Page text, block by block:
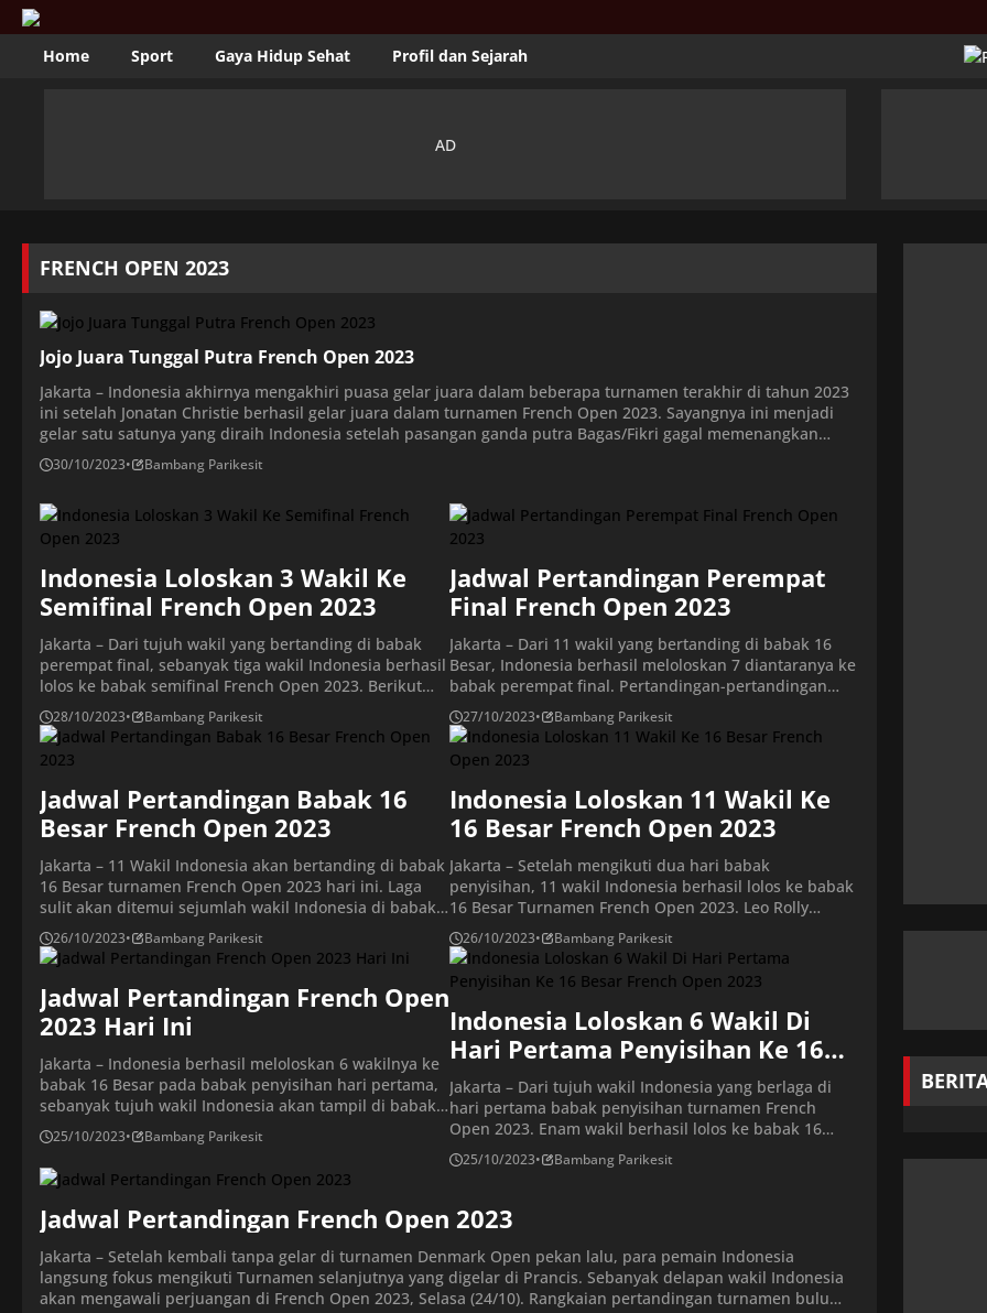
Home Sport Gaya Hidup Sehat Profil dan Sejarah
FRENCH OPEN 2023
Jojo Juara Tunggal Putra French Open 2023
Jakarta – Indonesia akhirnya mengakhiri puasa gelar juara dalam beberapa turnamen terakhir di tahun 2023
ini setelah Jonatan Christie berhasil gelar juara dalam turnamen French Open 2023. Sayangnya ini menjadi
gelar satu satunya yang diraih Indonesia setelah pasangan ganda putra Bagas/Fikri gagal memenangkan
partai final melawan pasangan ganda Denmark. Jonatan tak memulai gim pertama dengan […]
30/10/2023• Bambang Parikesit
Indonesia Loloskan 3 Wakil Ke
Semifinal French Open 2023
Jakarta – Dari tujuh wakil yang bertanding di babak
perempat final, sebanyak tiga wakil Indonesia berhasil
lolos ke babak semifinal French Open 2023. Berikut
tiga wakil Indonesia yang masih tampil di French
Open. Tiga wakil Indonesia yang selangkah lebih dekat
untuk mencapai babak final yakni tunggal putra
Jonatan Christie, ganda putri Apriyani Rahayu/Siti
Fadia Silva […]
28/10/2023• Bambang Parikesit
Jadwal Pertandingan Perempat
Final French Open 2023
Jakarta – Dari 11 wakil yang bertanding di babak 16
Besar, Indonesia berhasil meloloskan 7 diantaranya ke
babak perempat final. Pertandingan-pertandingan
perempat final French Open 2023 dimainkan di Glaz
Arena, Rennes, dan dimulai pukul 10.00 waktu
setempat atau pukul 15.00 WIB. Di sektor tunggal,
Indonesia mengirimnya dua wakil yaitu Anthony
Ginting dan Jonatan Christie. Ginting […]
27/10/2023• Bambang Parikesit
Jadwal Pertandingan Babak 16
Besar French Open 2023
Jakarta – 11 Wakil Indonesia akan bertanding di babak
16 Besar turnamen French Open 2023 hari ini. Laga
sulit akan ditemui sejumlah wakil Indonesia di babak
16 besar. Salah satu laga yang menarik untuk dinanti
pertemuan Mohammad Ahsan/Hendra Setiawan vs
Satwiksairaj Rankireddy/Chirag Shetty. The Daddies
dipastikan akan mendapatkan perlawanan alot. Selain
rekor pertemuan yang berimbang, […]
26/10/2023• Bambang Parikesit
Indonesia Loloskan 11 Wakil Ke
16 Besar French Open 2023
Jakarta – Setelah mengikuti dua hari babak
penyisihan, 11 wakil Indonesia berhasil lolos ke babak
16 Besar Turnamen French Open 2023. Leo Rolly
Carnando/Daniel Marthin jadi wakil pertama Indonesia
yang lolos di hari kedua babak pertama French Open.
Leo/Daniel lolos setelah menang walkover atas
pasangan Malaysia, Aaron Chia/Soh Wooi Yik.
Pertandingan Leo/Daniel vs Chia/Soh seharusnya […]
26/10/2023• Bambang Parikesit
Jadwal Pertandingan French Open
2023 Hari Ini
Jakarta – Indonesia berhasil meloloskan 6 wakilnya ke
babak 16 Besar pada babak penyisihan hari pertama,
sebanyak tujuh wakil Indonesia akan tampil di babak
32 besar French Open 2023 hari ini. Pertandingan hari
kedua babak 32 besar French Open 2023 akan digelar
di Glaz Arena, Rabu (25/10). Tujuh wakil Indonesia
yang akan tampil di babak […]
25/10/2023• Bambang Parikesit
Indonesia Loloskan 6 Wakil Di
Hari Pertama Penyisihan Ke 16
Besar French Open 2023
Jakarta – Dari tujuh wakil Indonesia yang berlaga di
hari pertama babak penyisihan turnamen French
Open 2023. Enam wakil berhasil lolos ke babak 16
Besar. Dua wakil Indonesia dari sektor ganda putra
yang tampil di hari pertama babak 32 besar mampu
Ardianto dan Mohammad Ahsan/Hendra Setiawan bisa
melewati adangan lawan […]
25/10/2023• Bambang Parikesit
Jadwal Pertandingan French Open 2023
Jakarta – Setelah kembali tanpa gelar di turnamen Denmark Open pekan lalu, para pemain Indonesia
langsung fokus mengikuti Turnamen selanjutnya yang digelar di Prancis. Sebanyak delapan wakil Indonesia
akan mengawali perjuangan di French Open 2023, Selasa (24/10). Rangkaian pertandingan turnamen bulu